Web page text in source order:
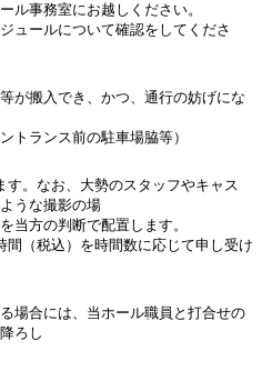
ル事務室にお越しください。
ュールについて確認をしてくださ
が搬入でき、かつ、通行の妨げにな
トランス前の駐車場脇等）
す。なお、大勢のスタッフやキャス
うな撮影の場
当方の判断で配置します。
間（税込）を時間数に応じて申し受け
場合には、当ホール職員と打合せの
ろし